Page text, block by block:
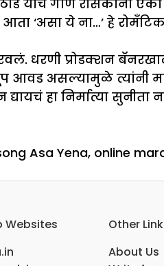
यांचं गाणं रसिकांना
‘असा ये ना…’ हे
धरणी प्रोडक्शन
खूप आवड असल्यामुळे त्यांनी
हा निर्मात्या सुनीता
Asa Yena, online
Websites
Other
About Us